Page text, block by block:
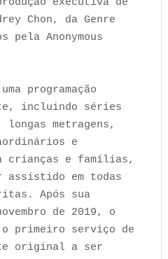
Chon, da Genre
pela Anonymous
programação
incluindo séries
longas metragens,
e
crianças e famílias,
assistido em todas
Após sua
de 2019, o
o primeiro serviço de
original a ser